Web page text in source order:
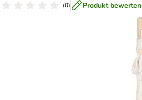
(0) Produkt bewerten